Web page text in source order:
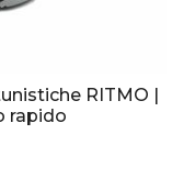
RITMO |
rapido